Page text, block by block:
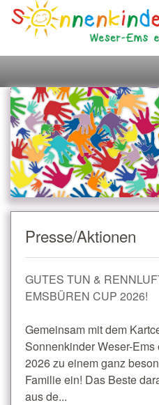
Ihre
Presse/Aktionen
GUTES TUN &
EMSBÜREN CUP 2026!
Gemeinsam mit dem
Sonnenkinder Weser-
2026 zu einem ganz
Familie ein! Das Beste
aus de...